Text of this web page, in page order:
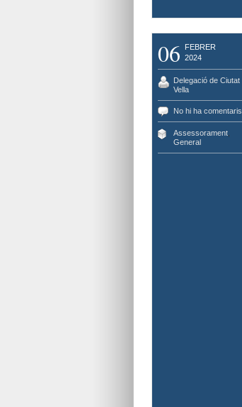
06
FEBRER
2024
Delegació de Ciutat
Vella
No hi ha comentaris
Assessorament,
General